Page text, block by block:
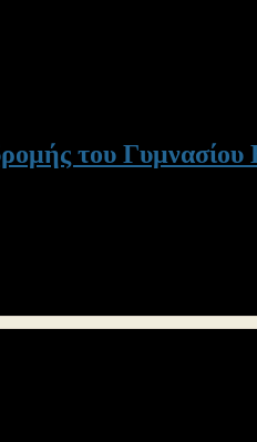
του Γυμνασίου
φάκελο στο